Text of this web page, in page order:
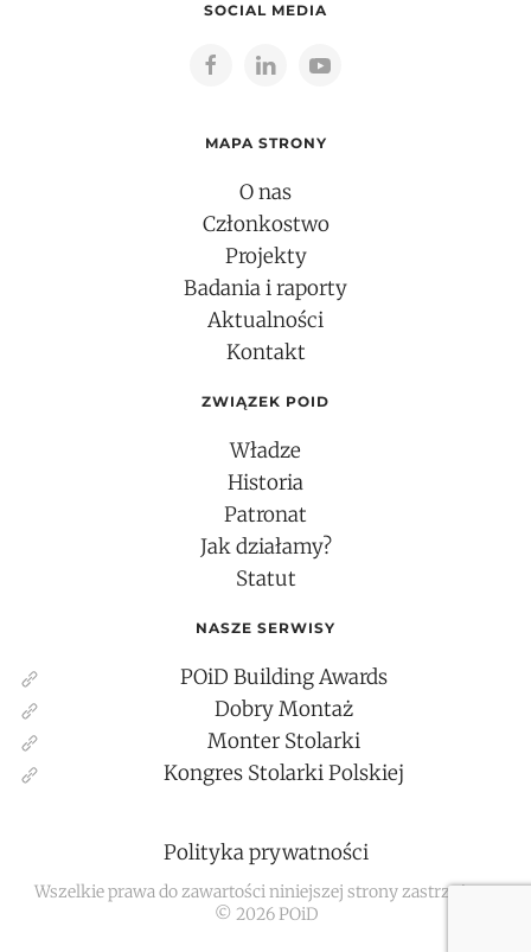
SOCIAL MEDIA
MAPA STRONY
O nas
Członkostwo
Projekty
Badania i raporty
Aktualności
Kontakt
ZWIĄZEK POID
Władze
Historia
Patronat
Jak działamy?
Statut
NASZE SERWISY
POiD Building Awards
Dobry Montaż
Monter Stolarki
Kongres Stolarki Polskiej
Polityka prywatności
Wszelkie prawa do zawartości niniejszej strony zastrzeżone
© 2026POiD